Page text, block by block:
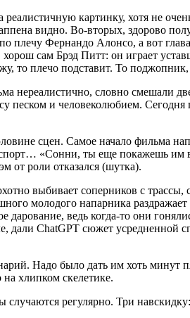
картинку, хотя не
видно. Во-вторых, здорово
Фернандо Алонсо, а вот
сам Брэд Питт: он играет
то плечо подставит. То
нереалистично, словно смешали
песком и человеколюбием.
сцен. Самое начало фильма
«Сонни, ты еще покажешь
от роли отказался (шутка).
выбивает соперников с
молодого напарника
ведь когда-то они
дали ChatGPT сюжет
Надо было дать им хоть минут
хлипком скелетике.
регулярно. Три навскидку: